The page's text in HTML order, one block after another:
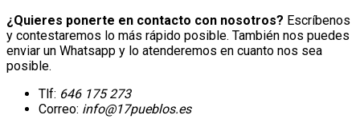
¿Quieres ponerte en contacto con nosotros? Escríbenos
y contestaremos lo más rápido posible. También nos puedes
enviar un Whatsapp y lo atenderemos en cuanto nos sea
posible.
Tlf: 646 175 273
Correo: info@17pueblos.es